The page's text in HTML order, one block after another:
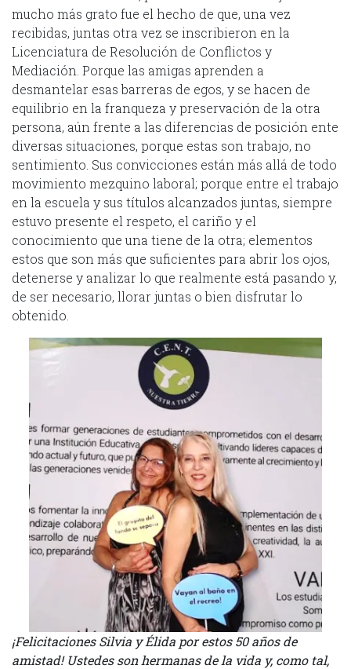
mucho más grato fue el hecho de que, una vez
recibidas, juntas otra vez se inscribieron en la
Licenciatura de Resolución de Conflictos y
Mediación. Porque las amigas aprenden a
desmantelar esas barreras de egos, y se hacen de
equilibrio en la franqueza y preservación de la otra
persona, aún frente a las diferencias de posición ente
diversas situaciones, porque estas son trabajo, no
sentimiento. Sus convicciones están más allá de todo
movimiento mezquino laboral; porque entre el trabajo
en la escuela y sus títulos alcanzados juntas, siempre
estuvo presente el respeto, el cariño y el
conocimiento que una tiene de la otra; elementos
estos que son más que suficientes para abrir los ojos,
detenerse y analizar lo que realmente está pasando y,
de ser necesario, llorar juntas o bien disfrutar lo
obtenido.
¡Felicitaciones Silvia y Élida por estos 50 años de
amistad! Ustedes son hermanas de la vida y, como tal,